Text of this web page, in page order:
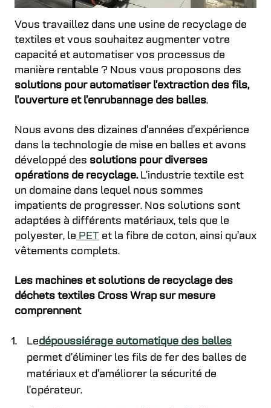
Vous travaillez dans une usine de recyclage de
textiles et vous souhaitez augmenter votre
capacité et automatiser vos processus de
manière rentable ? Nous vous proposons des
solutions pour automatiser l’extraction des fils,
l’ouverture et l’enrubannage des balles.
Nous avons des dizaines d’années d’expérience
dans la technologie de mise en balles et avons
développé des solutions pour diverses
opérations de recyclage.L’industrie textile est
un domaine dans lequel nous sommes
impatients de progresser. Nos solutions sont
adaptées à différents matériaux, tels que le
polyester, le PET et la fibre de coton, ainsi qu’aux
vêtements complets.
Les machines et solutions de recyclage des
déchets textiles Cross Wrap sur mesure
comprennent
Ledépoussiérage automatique des balles
permet d’éliminer les fils de fer des balles de
matériaux et d’améliorer la sécurité de
l’opérateur.